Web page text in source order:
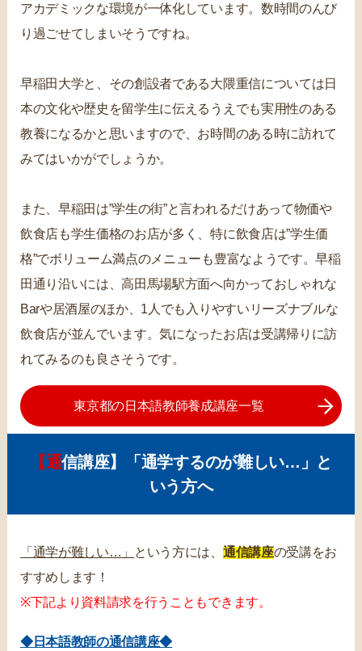
アカデミックな環境が一体化しています。数時間のんび
り過ごせてしまいそうですね。
早稲田大学と、その創設者である大隈重信については日
本の文化や歴史を留学生に伝えるうえでも実用性のある
教養になるかと思いますので、お時間のある時に訪れて
みてはいかがでしょうか。
また、早稲田は”学生の街”と言われるだけあって物価や
飲食店も学生価格のお店が多く、特に飲食店は”学生価
格”でボリューム満点のメニューも豊富なようです。早稲
田通り沿いには、高田馬場駅方面へ向かっておしゃれな
Barや居酒屋のほか、1人でも入りやすいリーズナブルな
飲食店が並んでいます。気になったお店は受講帰りに訪
れてみるのも良さそうです。
東京都の日本語教師養成講座一覧
【通信講座】「通学するのが難しい…」と
いう方へ
「通学が難しい…」 という方には、 通信講座の受講をお
すすめします！
※下記より資料請求を行うこともできます。
◆日本語教師の通信講座◆